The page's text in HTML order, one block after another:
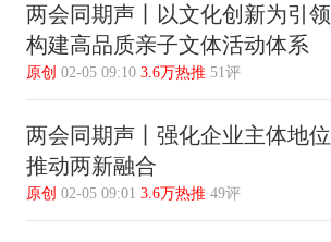
两会同期声丨以文化创新为引领
构建高品质亲子文体活动体系
原创 02-05 09:10 3.6万热推 51评
两会同期声丨强化企业主体地位
推动两新融合
原创 02-05 09:01 3.6万热推 49评